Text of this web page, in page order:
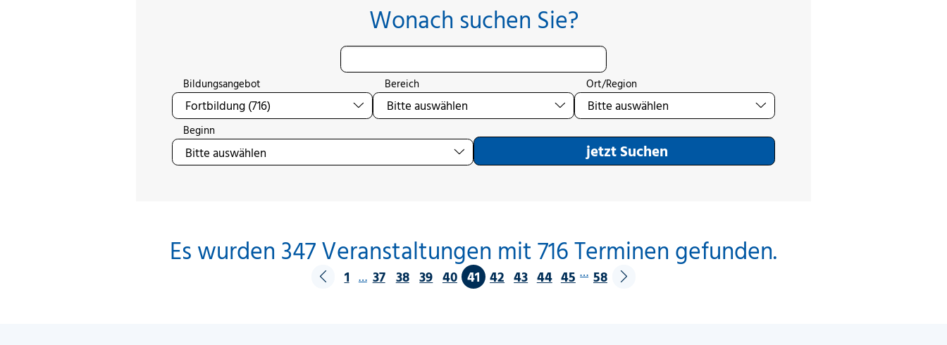
Wonach suchen Sie?
Bildungsangebot Bereich Ort/Region
Beginn
jetzt Suchen
Es wurden 347 Veranstaltungen mit 716 Terminen gefunden.
1 … 37 38 39 40 41 42 43 44 45 … 58